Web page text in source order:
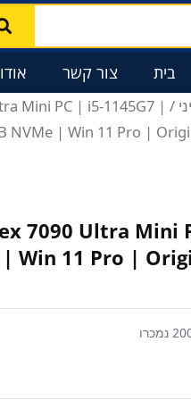
בית צור קשר
Mini PC | i5-1145G7 |
NVMe | Win 11 Pro |
7090 Ultra Mini
| Win 11 Pro |